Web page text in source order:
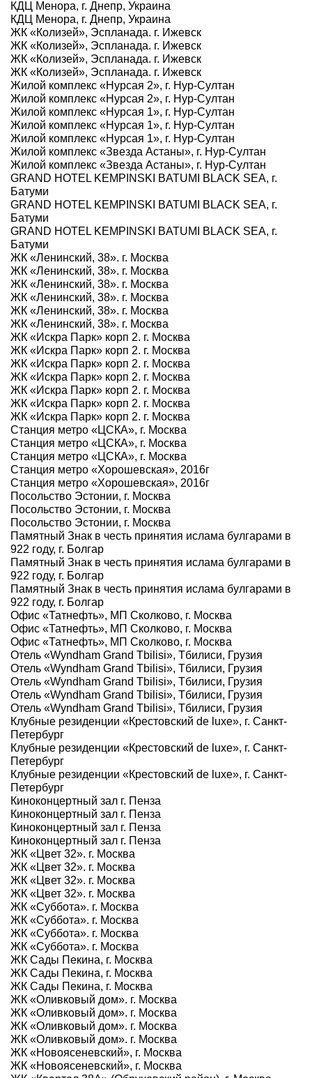
КДЦ Менора, г. Днепр, Украина
КДЦ Менора, г. Днепр, Украина
ЖК «Колизей», Эспланада. г. Ижевск
ЖК «Колизей», Эспланада. г. Ижевск
ЖК «Колизей», Эспланада. г. Ижевск
ЖК «Колизей», Эспланада. г. Ижевск
Жилой комплекс «Нурсая 2», г. Нур-Султан
Жилой комплекс «Нурсая 2», г. Нур-Султан
Жилой комплекс «Нурсая 1», г. Нур-Султан
Жилой комплекс «Нурсая 1», г. Нур-Султан
Жилой комплекс «Нурсая 1», г. Нур-Султан
Жилой комплекс «Звезда Астаны», г. Нур-Султан
Жилой комплекс «Звезда Астаны», г. Нур-Султан
GRAND HOTEL KEMPINSKI BATUMI BLACK SEA, г.
Батуми
GRAND HOTEL KEMPINSKI BATUMI BLACK SEA, г.
Батуми
GRAND HOTEL KEMPINSKI BATUMI BLACK SEA, г.
Батуми
ЖК «Ленинский, 38». г. Москва
ЖК «Ленинский, 38». г. Москва
ЖК «Ленинский, 38». г. Москва
ЖК «Ленинский, 38». г. Москва
ЖК «Ленинский, 38». г. Москва
ЖК «Ленинский, 38». г. Москва
ЖК «Искра Парк» корп 2. г. Москва
ЖК «Искра Парк» корп 2. г. Москва
ЖК «Искра Парк» корп 2. г. Москва
ЖК «Искра Парк» корп 2. г. Москва
ЖК «Искра Парк» корп 2. г. Москва
ЖК «Искра Парк» корп 2. г. Москва
ЖК «Искра Парк» корп 2. г. Москва
Станция метро «ЦСКА», г. Москва
Станция метро «ЦСКА», г. Москва
Станция метро «ЦСКА», г. Москва
Станция метро «Хорошевская», 2016г
Станция метро «Хорошевская», 2016г
Посольство Эстонии, г. Москва
Посольство Эстонии, г. Москва
Посольство Эстонии, г. Москва
Памятный Знак в честь принятия ислама булгарами в
922 году, г. Болгар
Памятный Знак в честь принятия ислама булгарами в
922 году, г. Болгар
Памятный Знак в честь принятия ислама булгарами в
922 году, г. Болгар
Офис «Татнефть», МП Сколково, г. Москва
Офис «Татнефть», МП Сколково, г. Москва
Офис «Татнефть», МП Сколково, г. Москва
Отель «Wyndham Grand Tbilisi», Тбилиси, Грузия
Отель «Wyndham Grand Tbilisi», Тбилиси, Грузия
Отель «Wyndham Grand Tbilisi», Тбилиси, Грузия
Отель «Wyndham Grand Tbilisi», Тбилиси, Грузия
Отель «Wyndham Grand Tbilisi», Тбилиси, Грузия
Клубные резиденции «Крестовский de luxe», г. Санкт-
Петербург
Клубные резиденции «Крестовский de luxe», г. Санкт-
Петербург
Клубные резиденции «Крестовский de luxe», г. Санкт-
Петербург
Киноконцертный зал г. Пенза
Киноконцертный зал г. Пенза
Киноконцертный зал г. Пенза
Киноконцертный зал г. Пенза
ЖК «Цвет 32». г. Москва
ЖК «Цвет 32». г. Москва
ЖК «Цвет 32». г. Москва
ЖК «Цвет 32». г. Москва
ЖК «Суббота». г. Москва
ЖК «Суббота». г. Москва
ЖК «Суббота». г. Москва
ЖК «Суббота». г. Москва
ЖК Сады Пекина, г. Москва
ЖК Сады Пекина, г. Москва
ЖК Сады Пекина, г. Москва
ЖК «Оливковый дом». г. Москва
ЖК «Оливковый дом». г. Москва
ЖК «Оливковый дом». г. Москва
ЖК «Оливковый дом». г. Москва
ЖК «Новоясеневский», г. Москва
ЖК «Новоясеневский», г. Москва